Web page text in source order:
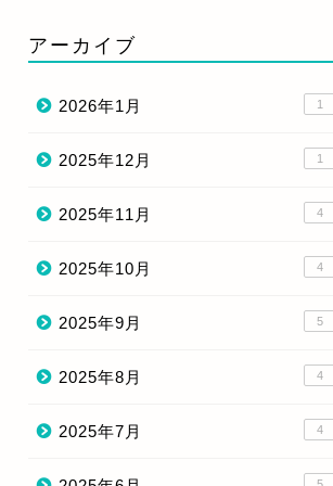
アーカイブ
2026年1月 1
2025年12月 1
2025年11月 4
2025年10月 4
2025年9月 5
2025年8月 4
2025年7月 4